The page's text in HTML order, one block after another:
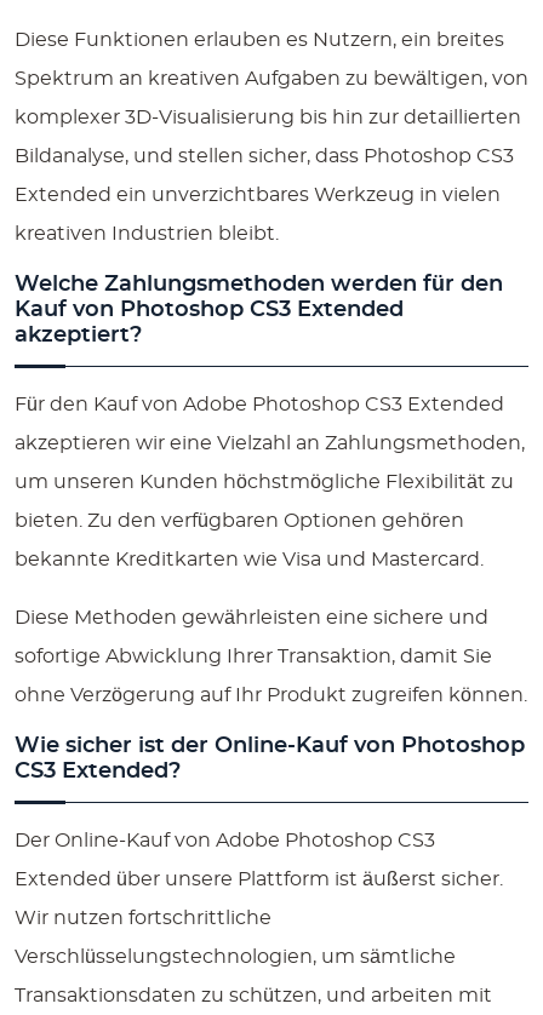
Diese Funktionen erlauben es Nutzern, ein breites
Spektrum an kreativen Aufgaben zu bewältigen, von
komplexer 3D-Visualisierung bis hin zur detaillierten
Bildanalyse, und stellen sicher, dass Photoshop CS3
Extended ein unverzichtbares Werkzeug in vielen
kreativen Industrien bleibt.
Welche Zahlungsmethoden werden für den
Kauf von Photoshop CS3 Extended
akzeptiert?
Für den Kauf von Adobe Photoshop CS3 Extended
akzeptieren wir eine Vielzahl an Zahlungsmethoden,
um unseren Kunden höchstmögliche Flexibilität zu
bieten. Zu den verfügbaren Optionen gehören
bekannte Kreditkarten wie Visa und Mastercard.
Diese Methoden gewährleisten eine sichere und
sofortige Abwicklung Ihrer Transaktion, damit Sie
ohne Verzögerung auf Ihr Produkt zugreifen können.
Wie sicher ist der Online-Kauf von Photoshop
CS3 Extended?
Der Online-Kauf von Adobe Photoshop CS3
Extended über unsere Plattform ist äußerst sicher.
Wir nutzen fortschrittliche
Verschlüsselungstechnologien, um sämtliche
Transaktionsdaten zu schützen, und arbeiten mit